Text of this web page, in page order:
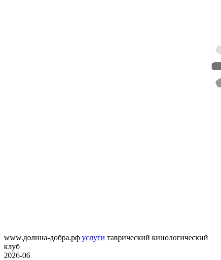
www.долина-добра.рф услуги таврический кинологический
клуб
2026-06